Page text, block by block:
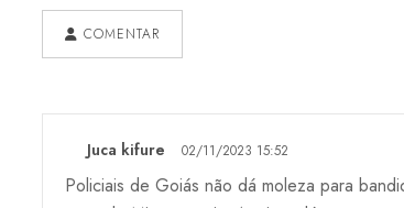
COMENTAR
Juca kifure 02/11/2023 15:52
Policiais de Goiás não dá moleza para